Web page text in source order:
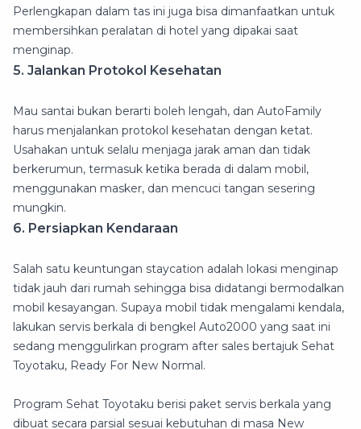
Perlengkapan dalam tas ini juga bisa dimanfaatkan untuk
membersihkan peralatan di hotel yang dipakai saat
menginap.
5. Jalankan Protokol Kesehatan
Mau santai bukan berarti boleh lengah, dan AutoFamily
harus menjalankan protokol kesehatan dengan ketat.
Usahakan untuk selalu menjaga jarak aman dan tidak
berkerumun, termasuk ketika berada di dalam mobil,
menggunakan masker, dan mencuci tangan sesering
mungkin.
6. Persiapkan Kendaraan
Salah satu keuntungan staycation adalah lokasi menginap
tidak jauh dari rumah sehingga bisa didatangi bermodalkan
mobil kesayangan. Supaya mobil tidak mengalami kendala,
lakukan servis berkala di bengkel Auto2000 yang saat ini
sedang menggulirkan program after sales bertajuk Sehat
Toyotaku, Ready For New Normal.
Program Sehat Toyotaku berisi paket servis berkala yang
dibuat secara parsial sesuai kebutuhan di masa New